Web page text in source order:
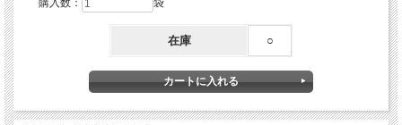
【内容量】70ｇ
【保存方法】直射日光、高温多湿を避け保存してください。
購入数： 袋
在庫 ○